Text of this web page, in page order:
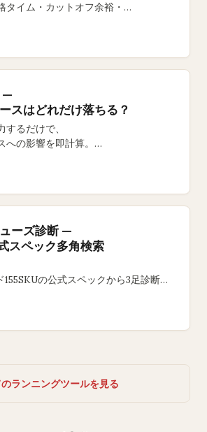
タイム・カットオフ余裕・
—
スはどれだけ落ちる？
るだけで、
への影響を即計算。
に。
ーズ診断 —
スペック多角検索
155SKUの公式スペックから3足診断。
替えなし。再抽選可。
ランニングツールを見る